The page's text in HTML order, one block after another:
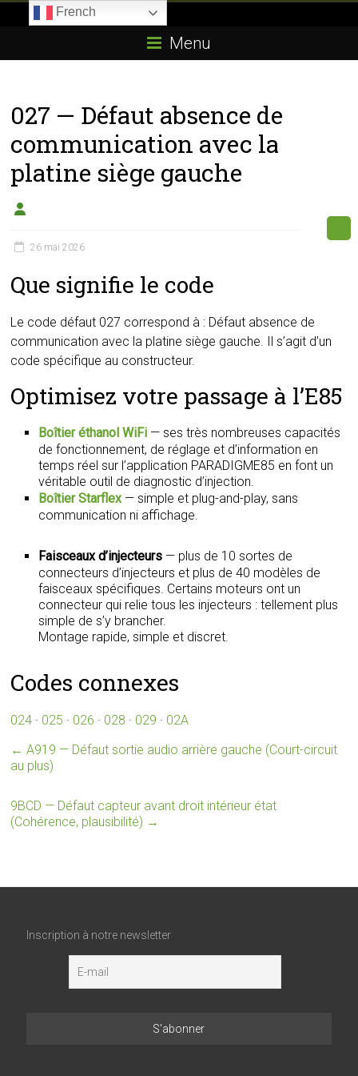
E85.com
passion
boîtier
éthanol
Menu
027 — Défaut absence de
communication avec la
platine siège gauche
26 mai 2026
Que signifie le code
Le code défaut 027 correspond à : Défaut absence de
communication avec la platine siège gauche. Il s’agit d’un
code spécifique au constructeur.
Optimisez votre passage à l’E85
Boîtier éthanol WiFi — ses très nombreuses capacités
de fonctionnement, de réglage et d’information en
temps réel sur l’application PARADIGME85 en font un
véritable outil de diagnostic d’injection.
Boîtier Starflex— simple et plug-and-play, sans
communication ni affichage.
Faisceaux d’injecteurs — plus de 10 sortes de
connecteurs d’injecteurs et plus de 40 modèles de
faisceaux spécifiques. Certains moteurs ont un
connecteur qui relie tous les injecteurs : tellement plus
simple de s’y brancher.
Montage rapide, simple et discret.
Codes connexes
024 · 025 · 026 · 028 · 029 · 02A
← A919 — Défaut sortie audio arrière gauche (Court-circuit
au plus)
9BCD — Défaut capteur avant droit intérieur état
(Cohérence, plausibilité) →
Inscription à notre newsletter
French